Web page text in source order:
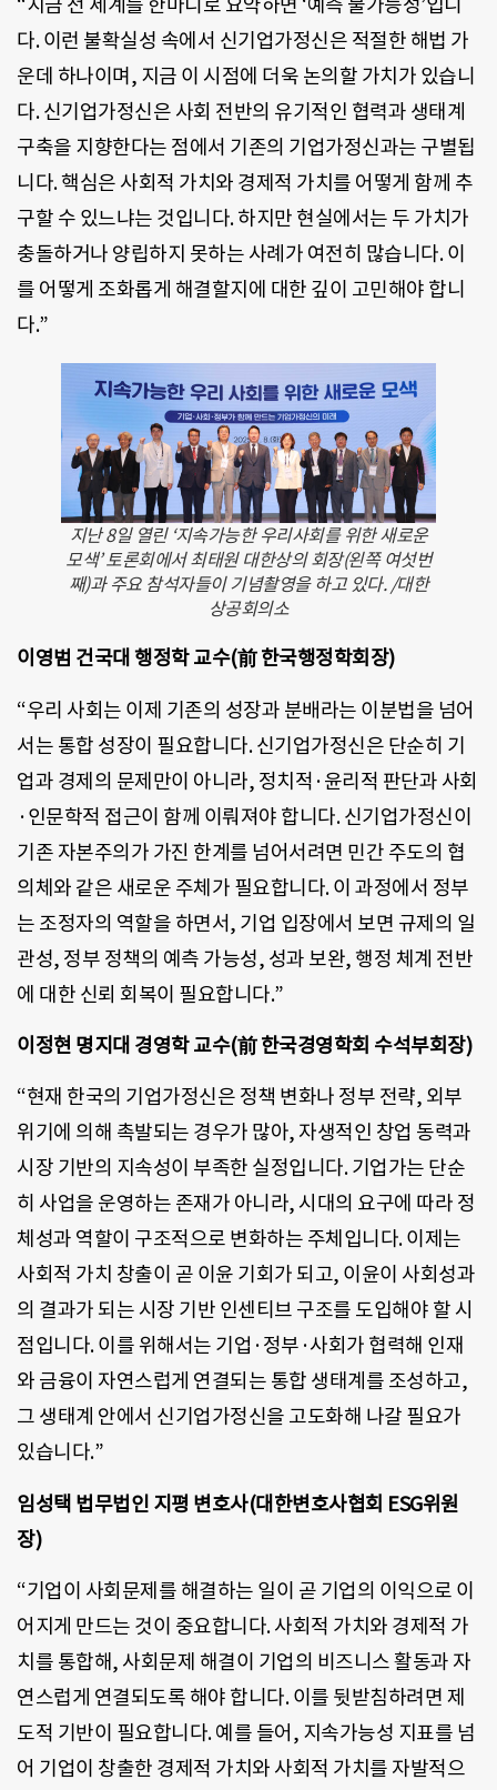
“지금 전 세계를 한마디로 요약하면 ‘예측 불가능성’입니
다. 이런 불확실성 속에서 신기업가정신은 적절한 해법 가
운데 하나이며, 지금 이 시점에 더욱 논의할 가치가 있습니
다. 신기업가정신은 사회 전반의 유기적인 협력과 생태계
구축을 지향한다는 점에서 기존의 기업가정신과는 구별됩
니다. 핵심은 사회적 가치와 경제적 가치를 어떻게 함께 추
구할 수 있느냐는 것입니다. 하지만 현실에서는 두 가치가
충돌하거나 양립하지 못하는 사례가 여전히 많습니다. 이
를 어떻게 조화롭게 해결할지에 대한 깊이 고민해야 합니
다.”
지난 8일 열린 ‘지속가능한 우리사회를 위한 새로운
모색’ 토론회에서 최태원 대한상의 회장(왼쪽 여섯번
째)과 주요 참석자들이 기념촬영을 하고 있다. /대한
상공회의소
이영범 건국대 행정학 교수(前 한국행정학회장)
“우리 사회는 이제 기존의 성장과 분배라는 이분법을 넘어
서는 통합 성장이 필요합니다. 신기업가정신은 단순히 기
업과 경제의 문제만이 아니라, 정치적·윤리적 판단과 사회
·인문학적 접근이 함께 이뤄져야 합니다. 신기업가정신이
기존 자본주의가 가진 한계를 넘어서려면 민간 주도의 협
의체와 같은 새로운 주체가 필요합니다. 이 과정에서 정부
는 조정자의 역할을 하면서, 기업 입장에서 보면 규제의 일
관성, 정부 정책의 예측 가능성, 성과 보완, 행정 체계 전반
에 대한 신뢰 회복이 필요합니다.”
이정현 명지대 경영학 교수(前 한국경영학회 수석부회장)
“현재 한국의 기업가정신은 정책 변화나 정부 전략, 외부
위기에 의해 촉발되는 경우가 많아, 자생적인 창업 동력과
시장 기반의 지속성이 부족한 실정입니다. 기업가는 단순
히 사업을 운영하는 존재가 아니라, 시대의 요구에 따라 정
체성과 역할이 구조적으로 변화하는 주체입니다. 이제는
사회적 가치 창출이 곧 이윤 기회가 되고, 이윤이 사회성과
의 결과가 되는 시장 기반 인센티브 구조를 도입해야 할 시
점입니다. 이를 위해서는 기업·정부·사회가 협력해 인재
와 금융이 자연스럽게 연결되는 통합 생태계를 조성하고,
그 생태계 안에서 신기업가정신을 고도화해 나갈 필요가
있습니다.”
임성택 법무법인 지평 변호사(대한변호사협회 ESG위원
장)
“기업이 사회문제를 해결하는 일이 곧 기업의 이익으로 이
어지게 만드는 것이 중요합니다. 사회적 가치와 경제적 가
치를 통합해, 사회문제 해결이 기업의 비즈니스 활동과 자
연스럽게 연결되도록 해야 합니다. 이를 뒷받침하려면 제
도적 기반이 필요합니다. 예를 들어, 지속가능성 지표를 넘
어 기업이 창출한 경제적 가치와 사회적 가치를 자발적으